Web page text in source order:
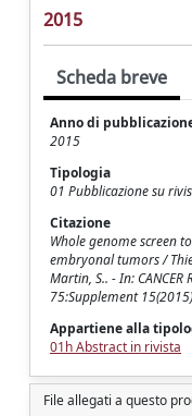
2015
Scheda breve
Anno di
2015
Tipologia
01 Pubblicazione su
Citazione
Whole genome screen
embryonal tumors /
Martin, S.. - In: CANCER
75:Supplement
Appartiene alla
01h Abstract in rivista
File allegati a questo